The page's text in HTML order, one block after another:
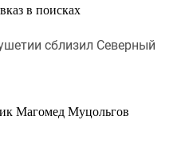
в поисках
сблизил Северный
Магомед Муцольгов